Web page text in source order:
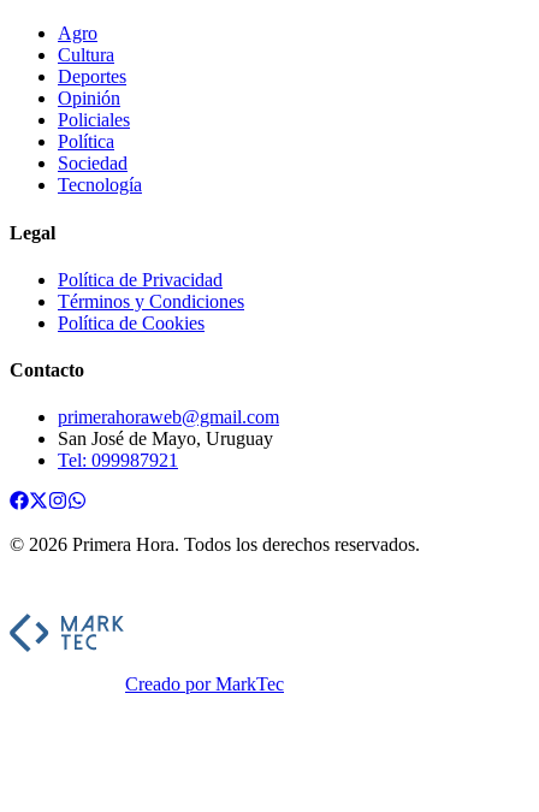
Agro
Cultura
Deportes
Opinión
Policiales
Política
Sociedad
Tecnología
Legal
Política de Privacidad
Términos y Condiciones
Política de Cookies
Contacto
primerahoraweb@gmail.com
San José de Mayo, Uruguay
Tel: 099987921
© 2026 Primera Hora. Todos los derechos reservados.
Creado por MarkTec